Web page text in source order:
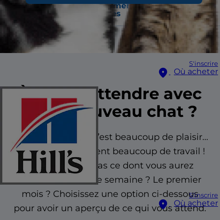
S'inscrire
Où acheter
S'inscrire
Où acheter
s'attendre
fréquemment
posées
l’alimentation
adaptée
À quoi s'attendre avec
votre nouveau chat ?
Un nouveau chat, c’est beaucoup de plaisir...
mais c’est également beaucoup de travail !
Vous ne savez pas ce dont vous aurez
besoin la première semaine ? Le premier
mois ? Choisissez une option ci-dessous
pour avoir un aperçu de ce qui vous attend.